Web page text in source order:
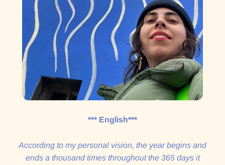
*** English***
According to my personal vision, the year begins and
ends a thousand times throughout the 365 days it